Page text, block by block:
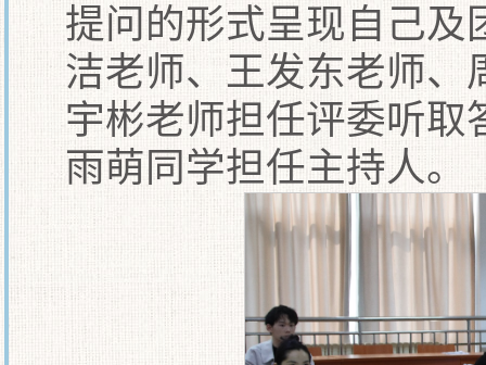
提问的形式呈现自己及
洁老师、王发东老师、
宇彬老师担任评委听取
雨萌同学担任主持人。